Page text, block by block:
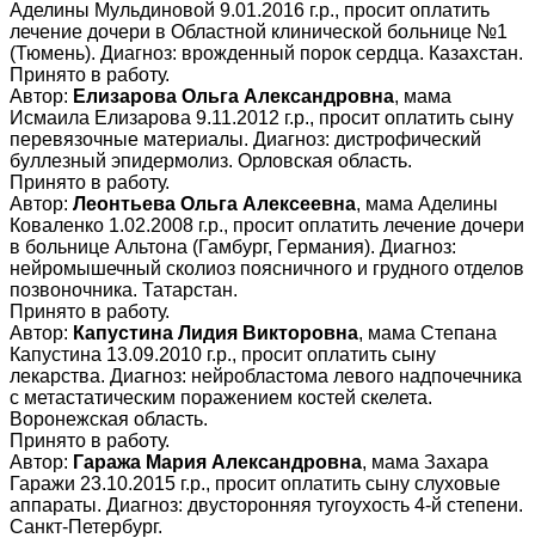
Аделины Мульдиновой 9.01.2016 г.р., просит оплатить
лечение дочери в Областной клинической больнице №1
(Тюмень). Диагноз: врожденный порок сердца. Казахстан.
Принято в работу.
Автор: Елизарова Ольга Александровна, мама
Исмаила Елизарова 9.11.2012 г.р., просит оплатить сыну
перевязочные материалы. Диагноз: дистрофический
буллезный эпидермолиз. Орловская область.
Принято в работу.
Автор: Леонтьева Ольга Алексеевна, мама Аделины
Коваленко 1.02.2008 г.р., просит оплатить лечение дочери
в больнице Альтона (Гамбург, Германия). Диагноз:
нейромышечный сколиоз поясничного и грудного отделов
позвоночника. Татарстан.
Принято в работу.
Автор: Капустина Лидия Викторовна, мама Степана
Капустина 13.09.2010 г.р., просит оплатить сыну
лекарства. Диагноз: нейробластома левого надпочечника
с метастатическим поражением костей скелета.
Воронежская область.
Принято в работу.
Автор: Гаража Мария Александровна, мама Захара
Гаражи 23.10.2015 г.р., просит оплатить сыну слуховые
аппараты. Диагноз: двусторонняя тугоухость 4-й степени.
Санкт-Петербург.